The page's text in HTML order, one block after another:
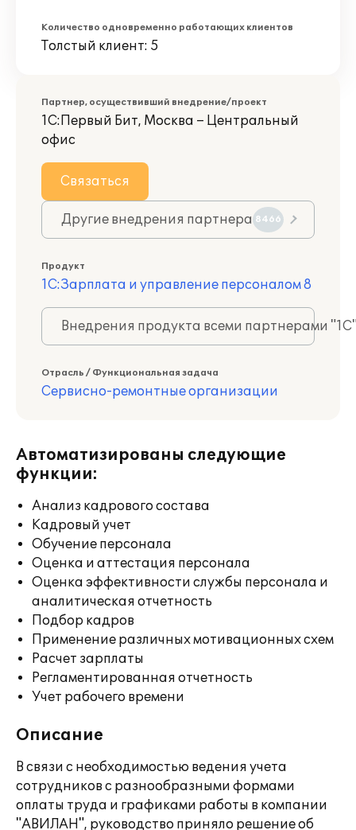
Количество одновременно работающих клиентов
Толстый клиент: 5
Партнер, осуществивший внедрение/проект
1С:Первый Бит, Москва – Центральный
офис
Связаться
Другие внедрения партнера 8466
Продукт
1С:Зарплата и управление персоналом 8
Внедрения продукта всеми партнерами
Отрасль / Функциональная задача
Сервисно-ремонтные организации
Автоматизированы следующие
функции:
Анализ кадрового состава
Кадровый учет
Обучение персонала
Оценка и аттестация персонала
Оценка эффективности службы персонала и
аналитическая отчетность
Подбор кадров
Применение различных мотивационных схем
Расчет зарплаты
Регламентированная отчетность
Учет рабочего времени
Описание
В связи с необходимостью ведения учета
сотрудников с разнообразными формами
оплаты труда и графиками работы в компании
"АВИЛАН", руководство приняло решение об